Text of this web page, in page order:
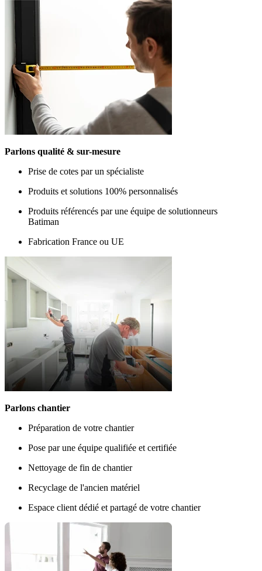
Parlons qualité & sur-mesure
Prise de cotes par un spécialiste
Produits et solutions 100% personnalisés
Produits référencés par une équipe de solutionneurs
Batiman
Fabrication France ou UE
Parlons chantier
Préparation de votre chantier
Pose par une équipe qualifiée et certifiée
Nettoyage de fin de chantier
Recyclage de l'ancien matériel
Espace client dédié et partagé de votre chantier